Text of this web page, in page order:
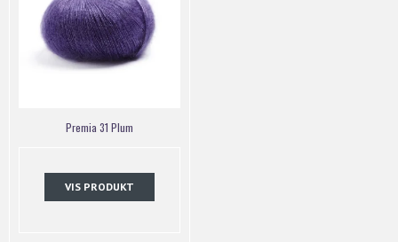
Premia 31 Plum
VIS PRODUKT